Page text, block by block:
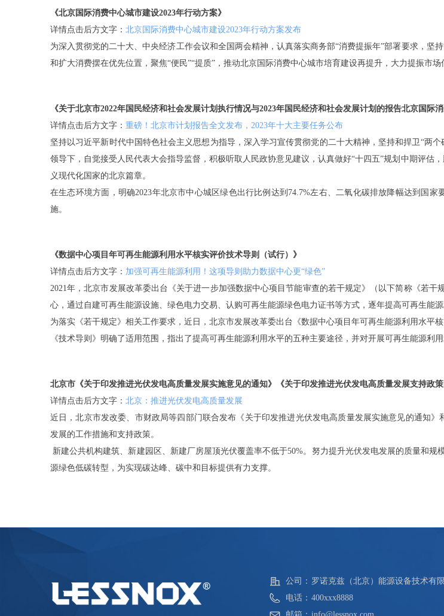
《北京国际消费中心城市建设2023年行动方案》
详情点击后方文字： 北京国际消费中心城市建设2023年行动方案发布
为深入贯彻党的二十大、中央经济工作会议和全国两会精神，认真落实商务部“消费提振年”部署要求，坚
和扩大消费摆在优先位置，聚焦“便民”“提质”，推动北京国际消费中心城市培育建设再提升，大力提振市
《关于北京市2022年国民经济和社会发展计划执行情况与2023年国民经济和社会发展计划的报告北京国际
详情点击后方文字： 重磅！北京市计划报告全文发布，2023年十大主要任务公布
坚持以习近平新时代中国特色社会主义思想为指导，深入学习宣传贯彻党的二十大精神，坚持和捍卫“两
领导下，自觉接受人民代表大会指导监督，积极听取人民政协意见建议，认真做好“十四五”规划中期评估
义现代化国家的北京篇章。
在生态环境方面，明确2023年北京市中心城区绿色出行比例达到74.7%左右、二氧化碳排放降幅达到国
施。
《数据中心项目年可再生能源利用水平核实评价技术导则（试行）》
详情点击后方文字： 加强可再生能源利用！这项导则助力数据中心更“绿色”
2021年，北京市发展改革委出台《关于进一步加强数据中心项目节能审查的若干规定》（以下简称《若
心，通过自建可再生能源设施、绿色电力交易、认购可再生能源绿色电力证书等方式，逐年提高可再生能源
为落实《若干规定》相关工作要求，近日，北京市发展改革委出台《数据中心项目年可再生能源利用水平
《技术导则》明确了适用范围，指出了提高可再生能源利用水平的五种主要途径，并对开展可再生能源利
北京市《关于印发推进光伏发电高质量发展实施意见的通知》《关于印发推进光伏发电高质量发展支持政策
详情点击后方文字： 北京：推进光伏发电高质量发展
近日，北京市发改委、市财政局等四部门联合发布《关于印发推进光伏发电高质量发展实施意见的通知
发展的工作措施和支持政策。
新建公共机构建筑、新建园区、新建厂房屋顶光伏覆盖率不低于50%。努力提升光伏发电发展的质量和
源绿色低碳转型，为实现碳达峰、碳中和目标提供有力支撑。
公司： 罗诺克兹（北京）能源设备技术有
电话： 400xxx8888